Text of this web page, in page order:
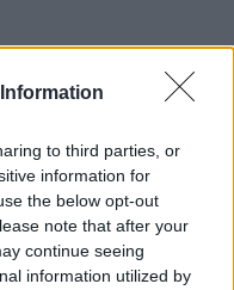
to third parties, or
information for
the below opt-out
note that after your
continue seeing
information utilized by